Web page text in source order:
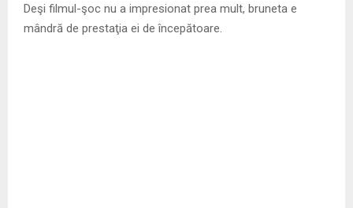
Deşi filmul-şoc nu a impresionat prea mult, bruneta e
mândră de prestaţia ei de începătoare.